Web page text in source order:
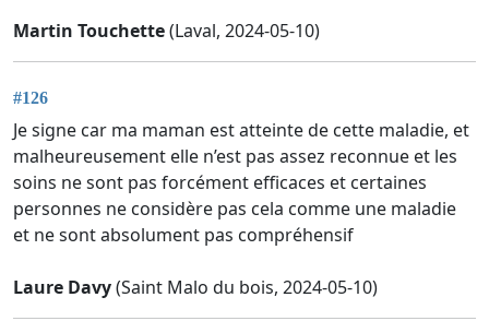
Martin Touchette(Laval, 2024-05-10)
#126
Je signe car ma maman est atteinte de cette maladie, et
malheureusement elle n’est pas assez reconnue et les
soins ne sont pas forcément efficaces et certaines
personnes ne considère pas cela comme une maladie
et ne sont absolument pas compréhensif
Laure Davy(Saint Malo du bois, 2024-05-10)